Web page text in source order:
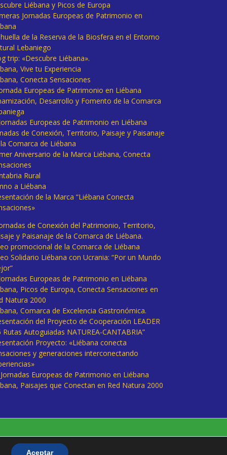
Liébana y Picos de Europa
Jornadas Europeas de Patrimonio en
de la Reserva de la Biosfera en el Entorno
Lebaniego
trip: «Descubre Liébana».
Vive tu Experiencia
Conecta Sensaciones
Europeas de Patrimonio en Liébana
Desarrollo y Fomento de la Comarca
Europeas de Patrimonio en Liébana
de Conexión, Territorio, Paisaje y Paisanaje
Comarca de Liébana
Aniversario de la Marca Liébana, Conecta
Rural
a Liébana
de la Marca “Liébana Conecta
de Conexión del Patrimonio, Territorio,
y Paisanaje de la Comarca de Liébana.
promocional de la Comarca de Liébana
Solidario Liébana con Ucrania: “Por un Mundo
Europeas de Patrimonio en Liébana
Picos de Europa, Conecta Sensaciones en
Natura 2000
Comarca de Excelencia Gastronómica.
del Proyecto de Cooperación LEADER
Rutas Autoguiadas NATUREA-CANTABRIA”
Proyecto: «Liébana conecta
y generaciones interconectando
Europeas de Patrimonio en Liébana
Paisajes que Conectan en Red Natura 2000
Aceptar